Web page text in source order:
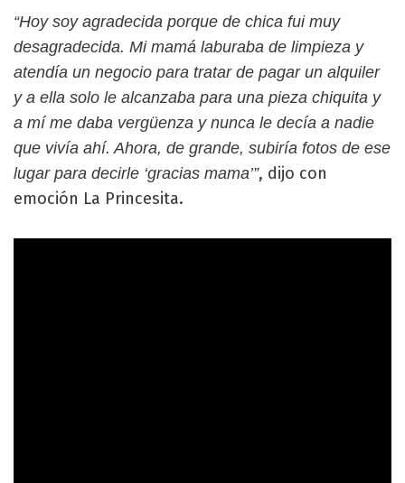
“Hoy soy agradecida porque de chica fui muy
desagradecida. Mi mamá laburaba de limpieza y
atendía un negocio para tratar de pagar un alquiler
y a ella solo le alcanzaba para una pieza chiquita y
a mí me daba vergüenza y nunca le decía a nadie
que vivía ahí. Ahora, de grande, subiría fotos de ese
lugar para decirle ‘gracias mama’”, dijo con
emoción La Princesita.